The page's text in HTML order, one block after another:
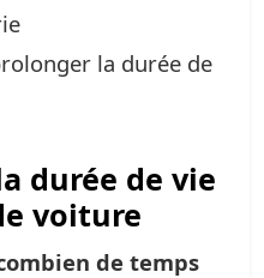
la durée de
durée de vie
voiture
de temps